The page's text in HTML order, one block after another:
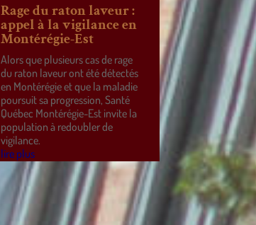
Rage du raton laveur :
appel à la vigilance en
Montérégie-Est
Alors que plusieurs cas de rage
du raton laveur ont été détectés
en Montérégie et que la maladie
poursuit sa progression, Santé
Québec Montérégie-Est invite la
population à redoubler de
vigilance.
lire plus